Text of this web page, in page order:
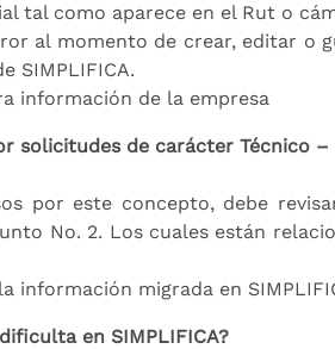
tal como aparece en el Rut o
al momento de crear, editar o
SIMPLIFICA.
información de la empresa
solicitudes de carácter Técnico –
por este concepto, debe
No. 2. Los cuales están
información migrada en
en SIMPLIFICA?